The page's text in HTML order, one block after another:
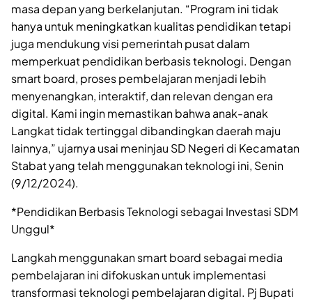
masa depan yang berkelanjutan. “Program ini tidak
hanya untuk meningkatkan kualitas pendidikan tetapi
juga mendukung visi pemerintah pusat dalam
memperkuat pendidikan berbasis teknologi. Dengan
smart board, proses pembelajaran menjadi lebih
menyenangkan, interaktif, dan relevan dengan era
digital. Kami ingin memastikan bahwa anak-anak
Langkat tidak tertinggal dibandingkan daerah maju
lainnya,” ujarnya usai meninjau SD Negeri di Kecamatan
Stabat yang telah menggunakan teknologi ini, Senin
(9/12/2024).
*Pendidikan Berbasis Teknologi sebagai Investasi SDM
Unggul*
Langkah menggunakan smart board sebagai media
pembelajaran ini difokuskan untuk implementasi
transformasi teknologi pembelajaran digital. Pj Bupati